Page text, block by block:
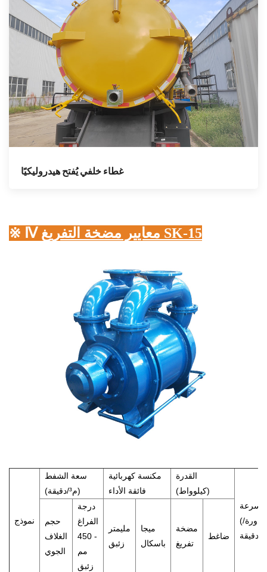
غطاء خلفي يُفتح هيدروليكيًا
※ Ⅳ معايير مضخة التفريغ SK-15
نموذج
سعة الشفط
(م³/دقيقة)
مكنسة كهربائية
فائقة الأداء
القدرة
(كيلوواط)
سرعة
(دورة/
حجم
الغلاف
الجوي
درجة
الفراغ
- 450
مم
زئبق
مليمتر
زئبق
ميجا
باسكال
مضخة
تفريغ
ضاغط